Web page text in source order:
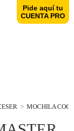
> MOCHILA
Pide aquí tu
CUENTA PRO